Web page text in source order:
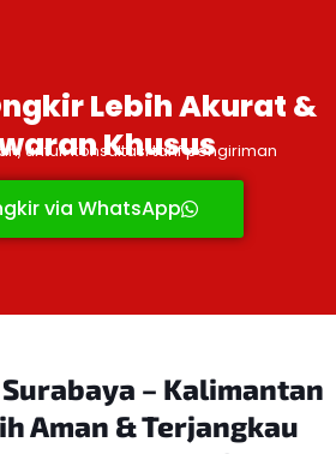
Lebih Akurat &
Khusus
untuk konsultasi tarif pengiriman
via WhatsApp
– Kalimantan
Aman & Terjangkau